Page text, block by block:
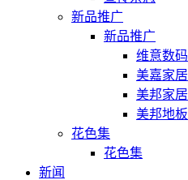
新品推广
新品推广
维意数码
美嘉家居
美邦家居
美邦地板
花色集
花色集
新闻